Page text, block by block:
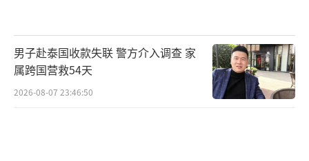
男子赴泰国收款失联 警方介入调查 家
属跨国营救54天
2026-08-07 23:46:50